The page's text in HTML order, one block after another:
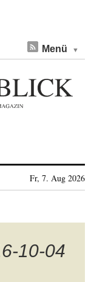
Menü
Fr, 7. Aug 2026
10-04